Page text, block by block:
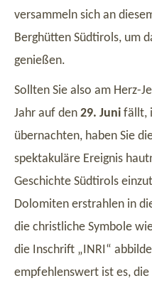
versammeln sich an
Berghütten Südtirols, um
genießen.
Sollten Sie also am Herz-
Jahr auf den 29. Juni fällt,
übernachten, haben Sie
spektakuläre Ereignis
Geschichte Südtirols
Dolomiten erstrahlen in
die christliche Symbole
die Inschrift „INRI“
empfehlenswert ist es,